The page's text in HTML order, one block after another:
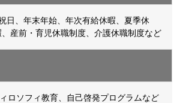
日、年末年始、年次有給休暇、夏季休
産前・育児休職制度、介護休職制度など
ロソフィ教育、自己啓発プログラムなど